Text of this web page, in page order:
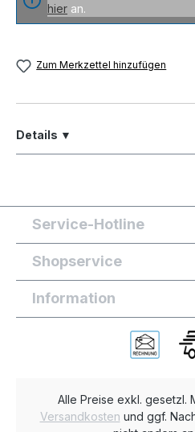
hier an.
Zum Merkzettel hinzufügen
Details ▼
Service-Hotline
Shopservice
Information
Alle Preise exkl. gesetzl.
Versandkosten und ggf.